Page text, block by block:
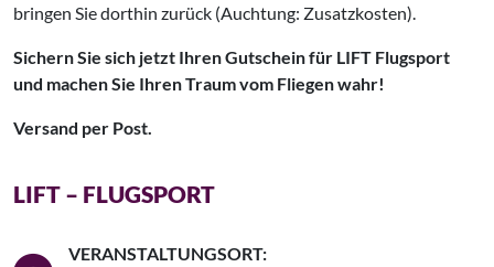
bringen Sie dorthin zurück (Auchtung: Zusatzkosten).
Sichern Sie sich jetzt Ihren Gutschein für LIFT Flugsport
und machen Sie Ihren Traum vom Fliegen wahr!
Versand per Post.
LIFT – FLUGSPORT
VERANSTALTUNGSORT: